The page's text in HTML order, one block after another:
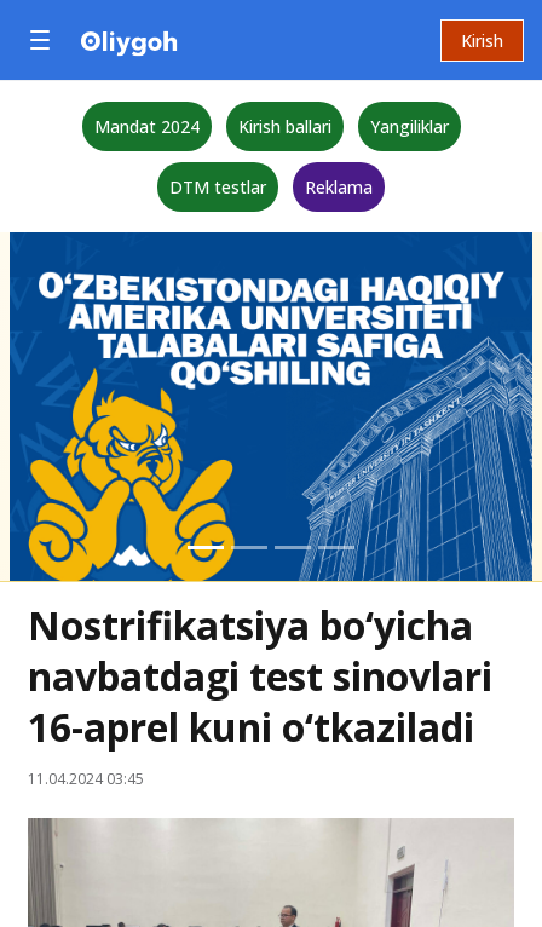
Kirish
Mandat 2024 Kirish ballari Yangiliklar
DTM testlar Reklama
Nostrifikatsiya bo‘yicha
navbatdagi test sinovlari
16-aprel kuni o‘tkaziladi
11.04.2024 03:45